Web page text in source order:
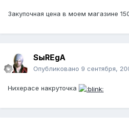
Закупочная цена в моем магазине
SыREgA
Опубликовано 9 сентября,
Нихерасе накруточка